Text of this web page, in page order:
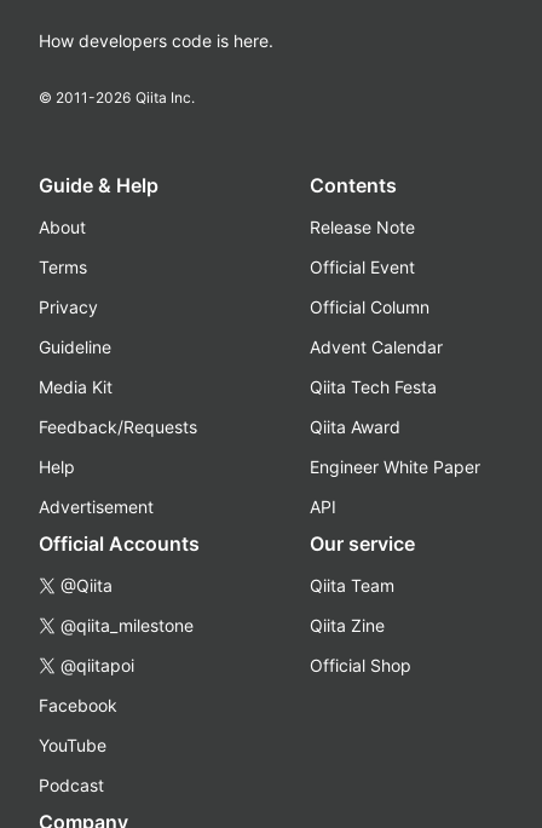
How developers code is here.
© 2011-2026 Qiita Inc.
Guide & Help
About
Terms
Privacy
Guideline
Media Kit
Feedback/Requests
Help
Advertisement
Contents
Release Note
Official Event
Official Column
Advent Calendar
Qiita Tech Festa
Qiita Award
Engineer White Paper
API
Official Accounts
@Qiita
@qiita_milestone
@qiitapoi
Facebook
YouTube
Podcast
Our service
Qiita Team
Qiita Zine
Official Shop
Company